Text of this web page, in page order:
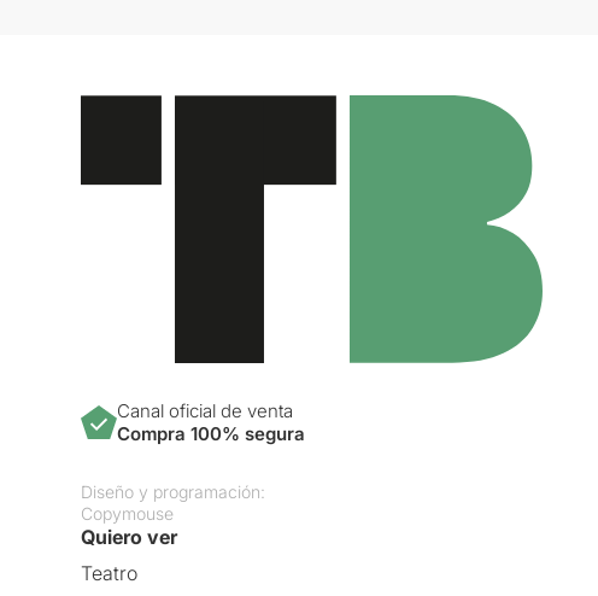
Canal oficial de venta
Compra 100% segura
Diseño y programación:
Copymouse
Quiero ver
Teatro